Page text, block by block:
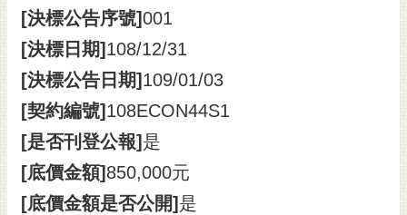
[決標公告序號]001
[決標日期] 108/12/31
[決標公告日期] 109/01/03
[契約編號] 108ECON44S1
[是否刊登公報] 是
[底價金額] 850,000元
[底價金額是否公開] 是